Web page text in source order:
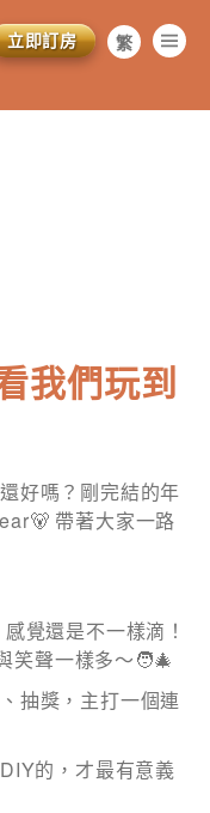
繁
EN
立即訂房
我們玩到
好嗎？剛完結的年
帶著大家一路
覺還是不一樣滴！
笑聲一樣多～🧑‍🎄
抽獎，主打一個連
的，才最有意義